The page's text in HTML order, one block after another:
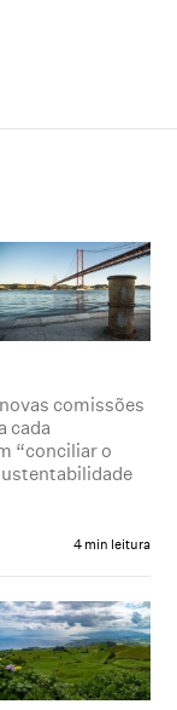
comissões
cada
“conciliar o
4 min leitura